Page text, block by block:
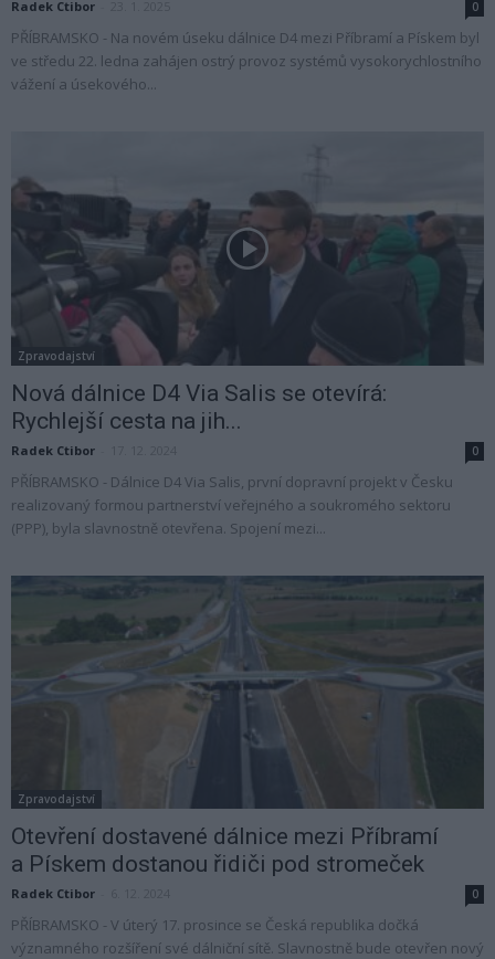
Radek Ctibor 0
PŘÍBRAMSKO - Na novém úseku dálnice D4 mezi Příbramí a Pískem byl
ve středu 22. ledna zahájen ostrý provoz systémů vysokorychlostního
vážení a úsekového...
Zpravodajství
Nová dálnice D4 Via Salis se otevírá:
Rychlejší cesta na jih...
Radek Ctibor 0
PŘÍBRAMSKO - Dálnice D4 Via Salis, první dopravní projekt v Česku
realizovaný formou partnerství veřejného a soukromého sektoru
(PPP), byla slavnostně otevřena. Spojení mezi...
Zpravodajství
Otevření dostavené dálnice mezi Příbramí
a Pískem dostanou řidiči pod stromeček
Radek Ctibor 0
PŘÍBRAMSKO - V úterý 17. prosince se Česká republika dočká
významného rozšíření své dálniční sítě. Slavnostně bude otevřen nový